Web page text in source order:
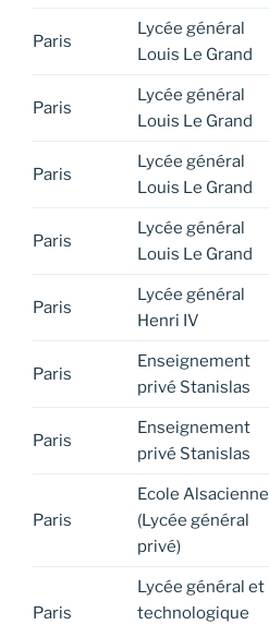
Paris
Lycée général
Louis Le Grand
Paris
Lycée général
Louis Le Grand
Paris
Lycée général
Louis Le Grand
Paris
Lycée général
Louis Le Grand
Paris
Lycée général
Henri IV
Paris
Enseignement
privé Stanislas
Paris
Enseignement
privé Stanislas
Paris
Ecole Alsacienne
(Lycée général
privé)
Paris
Lycée général et
technologique